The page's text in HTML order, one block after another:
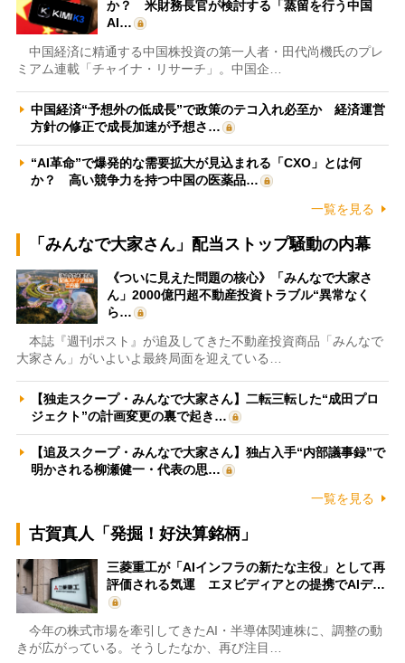
か？ 米財務長官が検討する「蒸留を行う中国
AI…
中国経済に精通する中国株投資の第一人者・田代尚機氏のプレ
ミアム連載「チャイナ・リサーチ」。中国企…
中国経済“予想外の低成長”で政策のテコ入れ必至か 経済運営
方針の修正で成長加速が予想さ…
“AI革命”で爆発的な需要拡大が見込まれる「CXO」とは何
か？ 高い競争力を持つ中国の医薬品…
一覧を見る
「みんなで大家さん」配当ストップ騒動の内幕
《ついに見えた問題の核心》「みんなで大家さ
ん」2000億円超不動産投資トラブル“異常なく
ら…
本誌『週刊ポスト』が追及してきた不動産投資商品「みんなで
大家さん」がいよいよ最終局面を迎えている…
【独走スクープ・みんなで大家さん】二転三転した“成田プロ
ジェクト”の計画変更の裏で起き…
【追及スクープ・みんなで大家さん】独占入手“内部議事録”で
明かされる柳瀬健一・代表の思…
一覧を見る
古賀真人「発掘！好決算銘柄」
三菱重工が「AIインフラの新たな主役」として再
評価される気運 エヌビディアとの提携でAIデ…
今年の株式市場を牽引してきたAI・半導体関連株に、調整の動
きが広がっている。そうしたなか、再び注目…